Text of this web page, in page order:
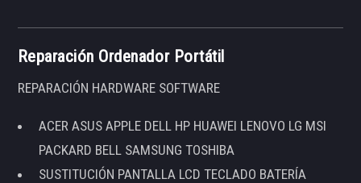
Reparación Ordenador Portátil
REPARACIÓN HARDWARE SOFTWARE
ACER ASUS APPLE DELL HP HUAWEI LENOVO LG MSI
PACKARD BELL SAMSUNG TOSHIBA
SUSTITUCIÓN PANTALLA LCD TECLADO BATERÍA